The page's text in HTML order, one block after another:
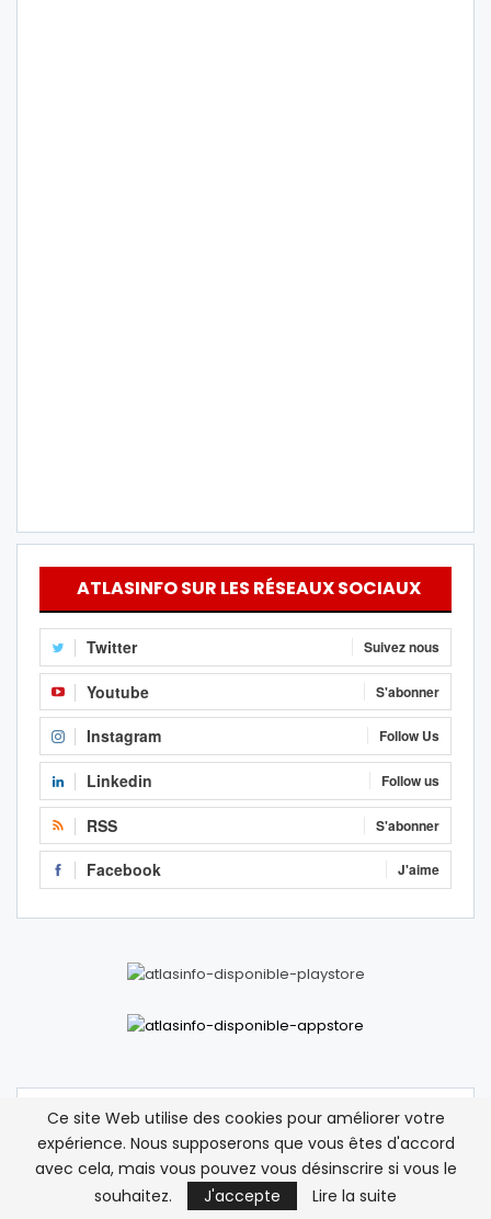
ATLASINFO SUR LES RÉSEAUX SOCIAUX
Twitter Suivez nous
Youtube S'abonner
Instagram Follow Us
Linkedin Follow us
RSS S'abonner
Facebook J'aime
Nam surDeux hélicoptères militaires algériens
survolent la ville frontalière de Figuig
12 avril 2026
Mais comment on peut accepter qu’un hélicoptère
d’une armée étrangère traverse notre frontière ?
Ce site Web utilise des cookies pour améliorer votre
expérience. Nous supposerons que vous êtes d'accord
avec cela, mais vous pouvez vous désinscrire si vous le
souhaitez.
J'accepte Lire la suite